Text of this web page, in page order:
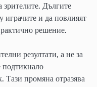
зрителите. Дългите
играчите и да повлияят
решение.
резултати, а не за
Тази промяна отразява